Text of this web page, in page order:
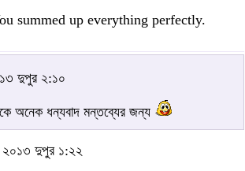
summed up everything perfectly.
দুপুর ২:১০
অনেক ধন্যবাদ মন্তব্যের জন্য
২০১৩ দুপুর ১:২২